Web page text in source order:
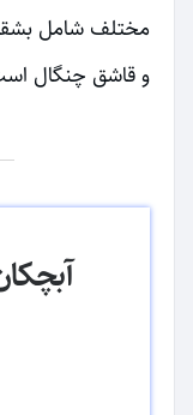
مختلف شامل
و قاشق چنگال